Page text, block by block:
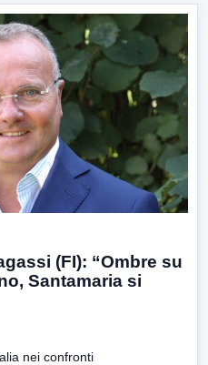
(FI): “Ombre su
Santamaria si
nei confronti